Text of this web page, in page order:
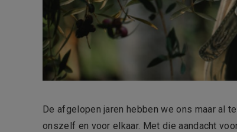
De afgelopen jaren hebben we ons maar al
onszelf en voor elkaar. Met die aandacht